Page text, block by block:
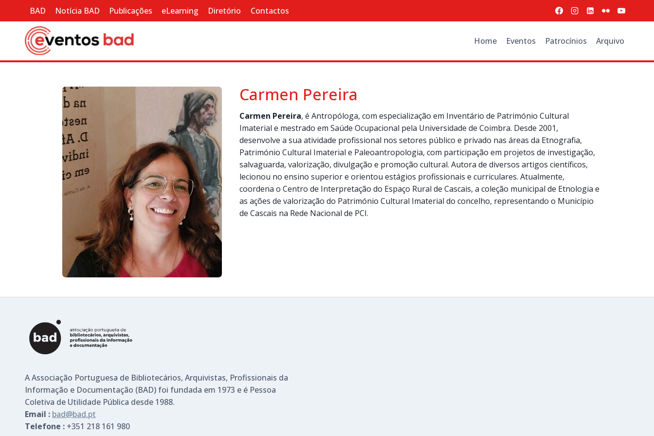
BAD Notícia BAD Publicações eLearning Diretório Contactos
Home Eventos Patrocínios Arquivo
Carmen Pereira
Carmen Pereira, é Antropóloga, com especialização em Inventário de Património Cultural
Imaterial e mestrado em Saúde Ocupacional pela Universidade de Coimbra. Desde 2001,
desenvolve a sua atividade profissional nos setores público e privado nas áreas da Etnografia,
Património Cultural Imaterial e Paleoantropologia, com participação em projetos de investigação,
salvaguarda, valorização, divulgação e promoção cultural. Autora de diversos artigos científicos,
lecionou no ensino superior e orientou estágios profissionais e curriculares. Atualmente,
coordena o Centro de Interpretação do Espaço Rural de Cascais, a coleção municipal de Etnologia e
as ações de valorização do Património Cultural Imaterial do concelho, representando o Município
de Cascais na Rede Nacional de PCI.
A Associação Portuguesa de Bibliotecários, Arquivistas, Profissionais da
Informação e Documentação (BAD) foi fundada em 1973 e é Pessoa
Coletiva de Utilidade Pública desde 1988.
Email : bad@bad.pt
Telefone : +351 218 161 980